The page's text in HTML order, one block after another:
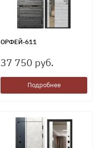
ОРФЕЙ-611
37 750 руб.
Подробнее